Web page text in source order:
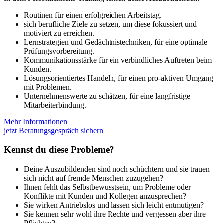
Routinen für einen erfolgreichen Arbeitstag.
sich berufliche Ziele zu setzen, um diese fokussiert und
motiviert zu erreichen.
Lernstrategien und Gedächtnistechniken, für eine optimale
Prüfungsvorbereitung.
Kommunikationsstärke für ein verbindliches Auftreten beim
Kunden.
Lösungsorientiertes Handeln, für einen pro-aktiven Umgang
mit Problemen.
Unternehmenswerte zu schätzen, für eine langfristige
Mitarbeiterbindung.
Mehr Informationen
jetzt Beratungsgespräch sichern
Kennst du diese Probleme?
Deine Auszubildenden sind noch schüchtern und sie trauen
sich nicht auf fremde Menschen zuzugehen?
Ihnen fehlt das Selbstbewusstsein, um Probleme oder
Konflikte mit Kunden und Kollegen anzusprechen?
Sie wirken Antriebslos und lassen sich leicht entmutigen?
Sie kennen sehr wohl ihre Rechte und vergessen aber ihre